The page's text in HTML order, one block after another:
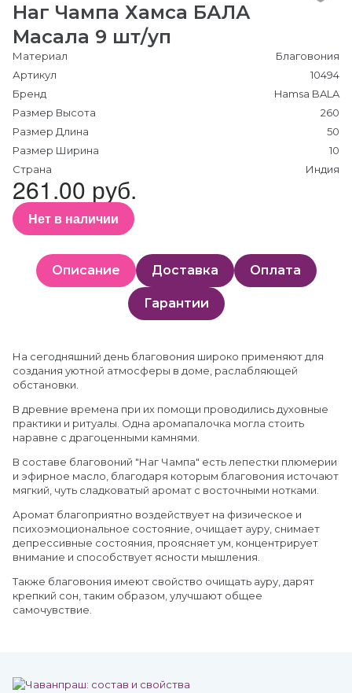
Наг Чампа Хамса БАЛА
Масала 9 шт/уп
Материал
Благовония
Артикул
10494
Бренд
Hamsa BALA
Размер Высота
260
Размер Длина
50
Размер Ширина
10
Страна
Индия
261.00 руб.
Нет в наличии
Описание Доставка Оплата
Гарантии
На сегодняшний день благовония широко применяют для
создания уютной атмосферы в доме, раслабляющей
обстановки.
В древние времена при их помощи проводились духовные
практики и ритуалы. Одна аромапалочка могла стоить
наравне с драгоценными камнями.
В составе благовоний "Наг Чампа" есть лепестки плюмерии
и эфирное масло, благодаря которым благовония источают
мягкий, чуть сладковатый аромат с восточными нотками.
Аромат благоприятно воздействует на физическое и
психоэмоциональное состояние, очищает ауру, снимает
депрессивные состояния, проясняет ум, концентрирует
внимание и способствует ясности мышления.
Также благовония имеют свойство очищать ауру, дарят
крепкий сон, таким образом, улучшают общее
самочувствие.